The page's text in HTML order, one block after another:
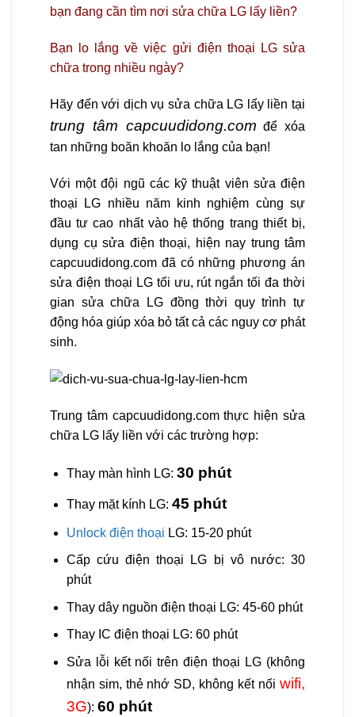
bạn đang cần tìm nơi sửa chữa LG lấy liền?
Bạn lo lắng về việc gửi điện thoại LG sửa
chữa trong nhiều ngày?
Hãy đến với dịch vụ sửa chữa LG lấy liền tại
trung tâm capcuudidong.com để xóa
tan những boăn khoăn lo lắng của bạn!
Với một đội ngũ các kỹ thuật viên sửa điện
thoại LG nhiều năm kinh nghiệm cùng sự
đầu tư cao nhất vào hệ thống trang thiết bị,
dụng cụ sửa điện thoại, hiện nay trung tâm
capcuudidong.com đã có những phương án
sửa điện thoại LG tối ưu, rút ngắn tối đa thời
gian sửa chữa LG đồng thời quy trình tự
động hóa giúp xóa bỏ tất cả các nguy cơ phát
sinh.
Trung tâm capcuudidong.com thực hiện sửa
chữa LG lấy liền với các trường hợp:
Thay màn hình LG: 30 phút
Thay mặt kính LG: 45 phút
Unlock điện thoại LG: 15-20 phút
Cấp cứu điện thoại LG bị vô nước: 30
phút
Thay dây nguồn điện thoại LG: 45-60 phút
Thay IC điện thoại LG: 60 phút
Sửa lỗi kết nối trên điện thoại LG (không
nhận sim, thẻ nhớ SD, không kết nối wifi,
3G): 60 phút